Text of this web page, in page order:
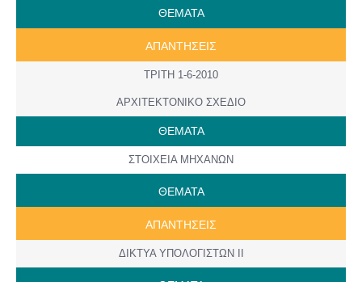
ΘΕΜΑΤΑ
AΠANTΗΣΕΙΣ
ΤΡΙΤΗ 1-6-2010
ΑΡΧΙΤΕΚΤΟΝΙΚΟ ΣΧΕΔΙΟ
ΘΕΜΑΤΑ
ΣΤΟΙΧΕΙΑ ΜΗΧΑΝΩΝ
ΘΕΜΑΤΑ
AΠANTΗΣΕΙΣ
ΔΙΚΤΥΑ ΥΠΟΛΟΓΙΣΤΩΝ ΙΙ